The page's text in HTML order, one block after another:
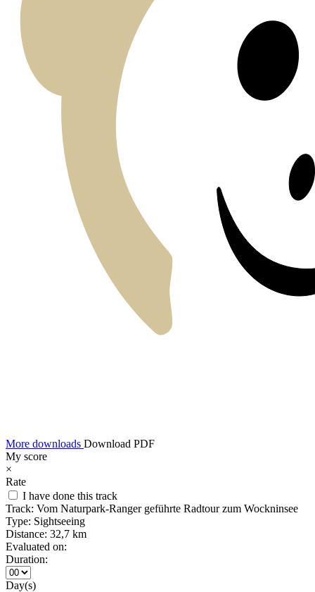
More downloads Download PDF
My score
×
Rate
I have done this track
Track: Vom Naturpark-Ranger geführte Radtour zum Wockninsee
Type: Sightseeing
Distance: 32,7 km
Evaluated on:
Duration:
Day(s)